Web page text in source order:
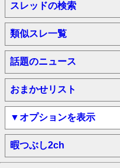
スレッドの検索
類似スレ一覧
話題のニュース
おまかせリスト
▼オプションを表示
暇つぶし2ch